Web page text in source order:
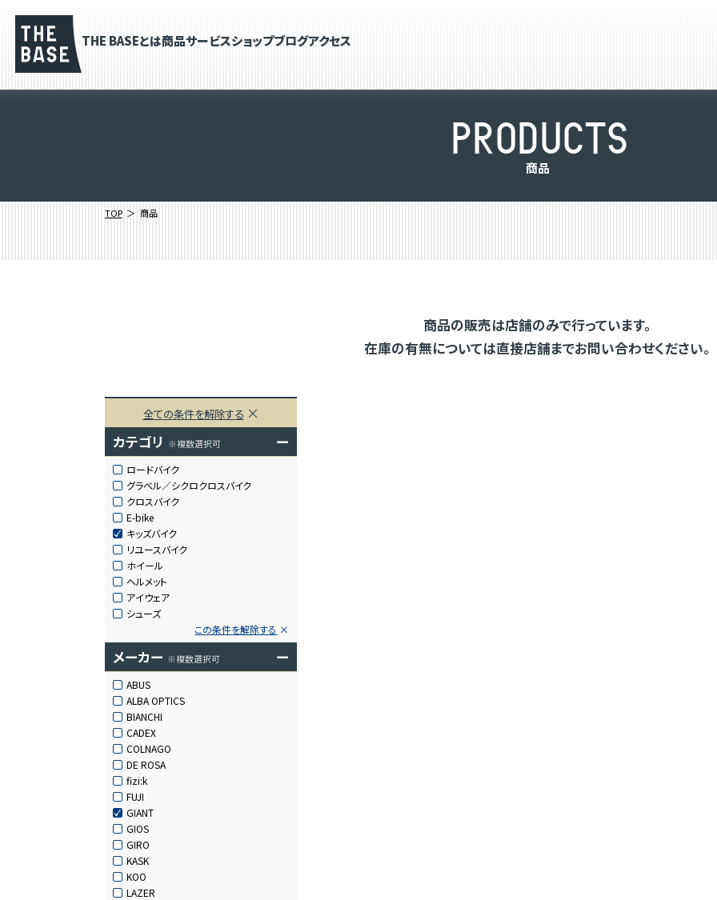
THE BASEとは商品サービスショップブログアクセス
PRODUCTS
商品
TOP 商品
商品の販売は店舗のみで行っています。
在庫の有無については直接店舗までお問い合わせください。
全ての条件を解除する
カテゴリ ※複数選択可 ー
ロードバイク
グラベル／シクロクロスバイク
クロスバイク
E-bike
キッズバイク
リユースバイク
ホイール
ヘルメット
アイウェア
シューズ
この条件を解除する
メーカー ※複数選択可 ー
ABUS
ALBA OPTICS
BIANCHI
CADEX
COLNAGO
DE ROSA
fizi:k
FUJI
GIANT
GIOS
GIRO
KASK
KOO
LAZER